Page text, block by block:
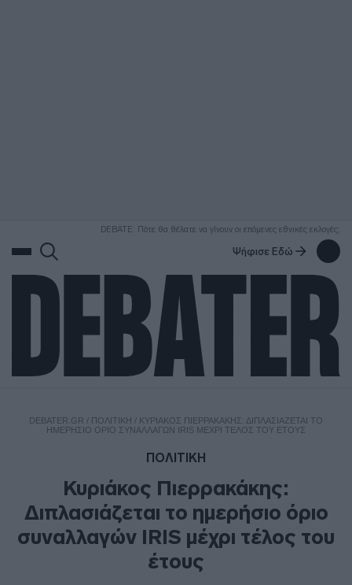
DEBATE: Πότε θα θέλατε να γίνουν οι επόμενες εθνικές εκλογές;
Ψήφισε Εδώ
DEBATER.GR / ΠΟΛΙΤΙΚΗ / ΚΥΡΙΆΚΟΣ ΠΙΕΡΡΑΚΆΚΗΣ: ΔΙΠΛΑΣΙΆΖΕΤΑΙ ΤΟ
ΗΜΕΡΉΣΙΟ ΌΡΙΟ ΣΥΝΑΛΛΑΓΏΝ IRIS ΜΈΧΡΙ ΤΈΛΟΣ ΤΟΥ ΈΤΟΥΣ
ΠΟΛΙΤΙΚΗ
Κυριάκος Πιερρακάκης:
Διπλασιάζεται το ημερήσιο όριο
συναλλαγών IRIS μέχρι τέλος του
έτους